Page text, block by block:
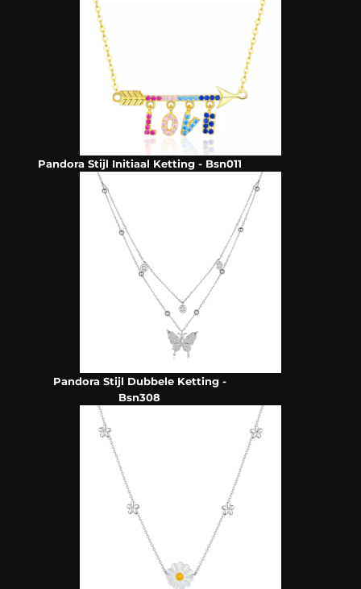
Pandora Stijl Initiaal Ketting - Bsn011
Pandora Stijl Dubbele Ketting -
Bsn308